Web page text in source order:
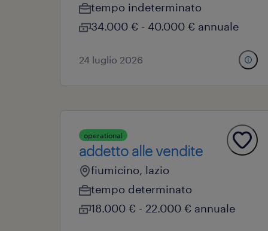
tempo indeterminato
34.000 € - 40.000 € annuale
24 luglio 2026
operational
addetto alle vendite
fiumicino, lazio
tempo determinato
18.000 € - 22.000 € annuale